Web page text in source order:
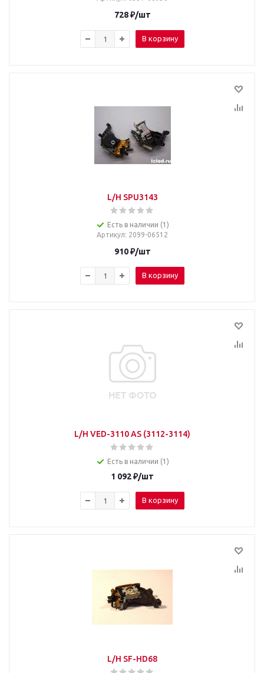
728₽/шт
В корзину
L/H SPU3143
Есть в наличии (1)
Артикул: 2099-06512
910₽/шт
В корзину
L/H VED-3110 AS (3112-3114)
Есть в наличии (1)
1 092₽/шт
В корзину
L/H SF-HD68